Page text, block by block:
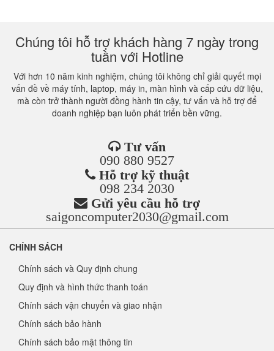
Chúng tôi hỗ trợ khách hàng 7 ngày trong
tuần với Hotline
Với hơn 10 năm kinh nghiệm, chúng tôi không chỉ giải quyết mọi
vấn đề về máy tính, laptop, máy in, màn hình và cấp cứu dữ liệu,
mà còn trở thành người đồng hành tin cậy, tư vấn và hỗ trợ để
doanh nghiệp bạn luôn phát triển bền vững.
Tư vấn
090 880 9527
Hỗ trợ kỹ thuật
098 234 2030
Gửi yêu cầu hỗ trợ
saigoncomputer2030@gmail.com
CHÍNH SÁCH
Chính sách và Quy định chung
Quy định và hình thức thanh toán
Chính sách vận chuyển và giao nhận
Chính sách bảo hành
Chính sách bảo mật thông tin